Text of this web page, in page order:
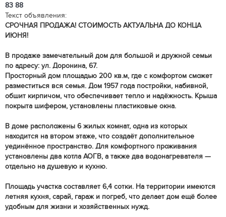
83 88
Текст объявления:
СРОЧНАЯ ПРОДАЖА! СТОИМОСТЬ АКТУАЛЬНА ДО КОНЦА
ИЮНЯ!
В продаже замечательный дом для большой и дружной семьи
по адресу: ул. Доронина, 67.
Просторный дом площадью 200 кв.м, где с комфортом сможет
разместиться вся семья. Дом 1957 года постройки, набивной,
обшит кирпичом, что обеспечивает тепло и надёжность. Крыша
покрыта шифером, установлены пластиковые окна.
В доме расположены 6 жилых комнат, одна из которых
находится на втором этаже, что создаёт дополнительное
уединённое пространство. Для комфортного проживания
установлены два котла АОГВ, а также два водонагревателя —
отдельно на душевую и кухню.
Площадь участка составляет 6,4 сотки. На территории имеются
летняя кухня, сарай, гараж и погреб, что делает дом ещё более
удобным для жизни и хозяйственных нужд.